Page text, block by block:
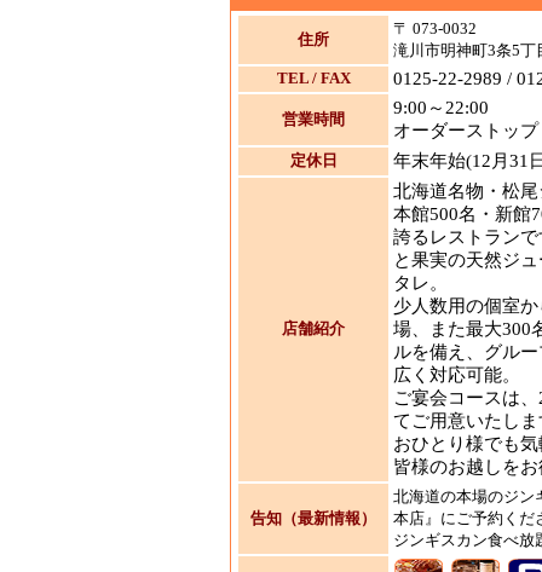
住所
〒 073-0032
滝川市明神町3条5丁
TEL / FAX
0125-22-2989 /
営業時間
9:00～22:00
オーダーストッ
定休日 年末年始(12月31
店舗紹介
北海道名物・松
本館500名・新館
誇るレストラン
と果実の天然ジ
タレ。
少人数用の個室
場、また最大300
ルを備え、グル
広く対応可能。
ご宴会コースは
てご用意いたしま
おひとり様でも
皆様のお越しを
告知（最新情報）
北海道の本場のジン
本店』にご予約くだ
ジンギスカン食べ放